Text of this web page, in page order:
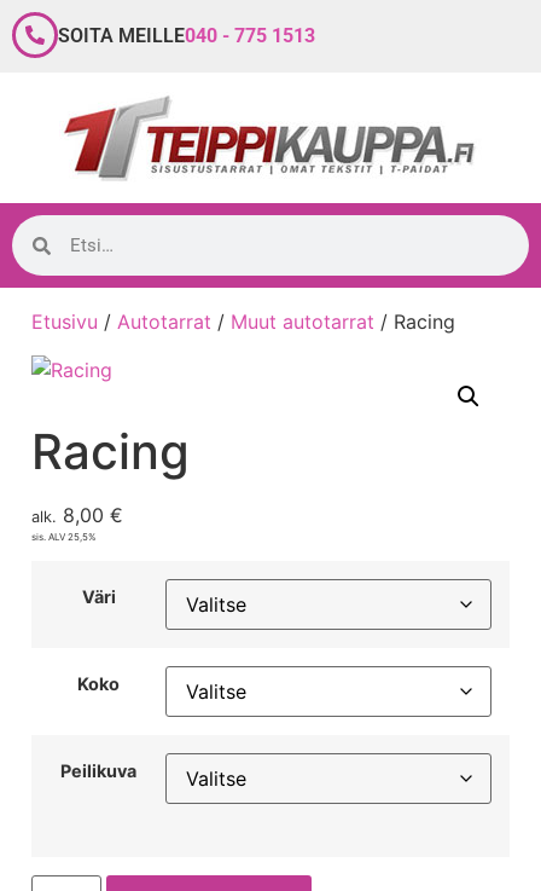
SOITA MEILLE040 - 775 1513
Etusivu / Autotarrat / Muut autotarrat / Racing
Racing
alk. 8,00 €
sis. ALV 25,5%
Väri
Koko
Peilikuva